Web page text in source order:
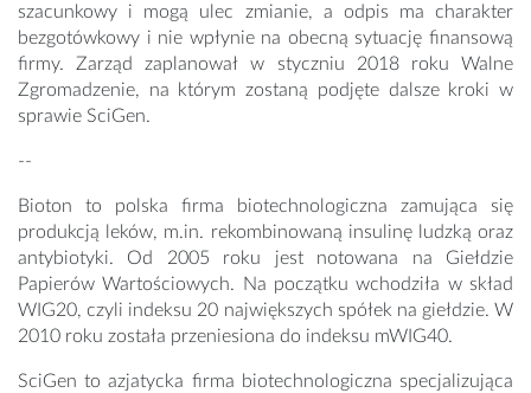
szacunkowy i mogą ulec zmianie, a odpis ma charakter
bezgotówkowy i nie wpłynie na obecną sytuację finansową
firmy. Zarząd zaplanował w styczniu 2018 roku Walne
Zgromadzenie, na którym zostaną podjęte dalsze kroki w
sprawie SciGen.
--
Bioton to polska firma biotechnologiczna zamująca się
produkcją leków, m.in. rekombinowaną insulinę ludzką oraz
antybiotyki. Od 2005 roku jest notowana na Giełdzie
Papierów Wartościowych. Na początku wchodziła w skład
WIG20, czyli indeksu 20 największych spółek na giełdzie. W
2010 roku została przeniesiona do indeksu mWIG40.
SciGen to azjatycka firma biotechnologiczna specjalizująca